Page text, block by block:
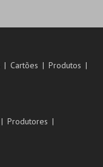
Cartões
Produtos
Produtores